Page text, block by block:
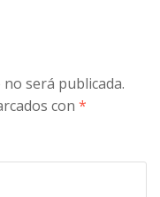
será publicada.
con*